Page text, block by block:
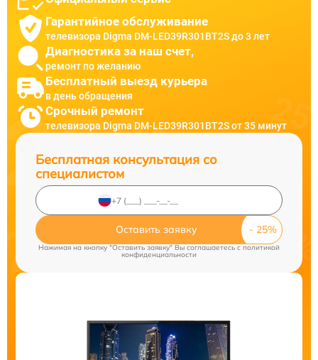
Гарантийное обслуживание
телевизора Digma DM-LED39R301BT2S до 3 лет
Диагностика за наш счет,
ремонт по желанию
Бесплатный выезд курьера
в день обращения
Срочный ремонт
телевизора Digma DM-LED39R301BT2S от 35 минут
Бесплатная консультация со
специалистом
Оставить заявку
Нажимая на кнопку "Оставить заявку" Вы соглашаетесь c политикой
конфиденциальности